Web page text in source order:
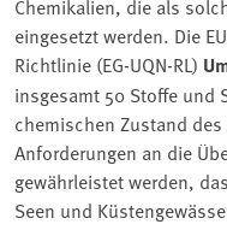
Chemikalien, die als
eingesetzt werden. Die
Richtlinie (EG-UQN-RL)
insgesamt 50 Stoffe und
chemischen Zustand
Anforderungen an die
gewährleistet werden,
Seen und